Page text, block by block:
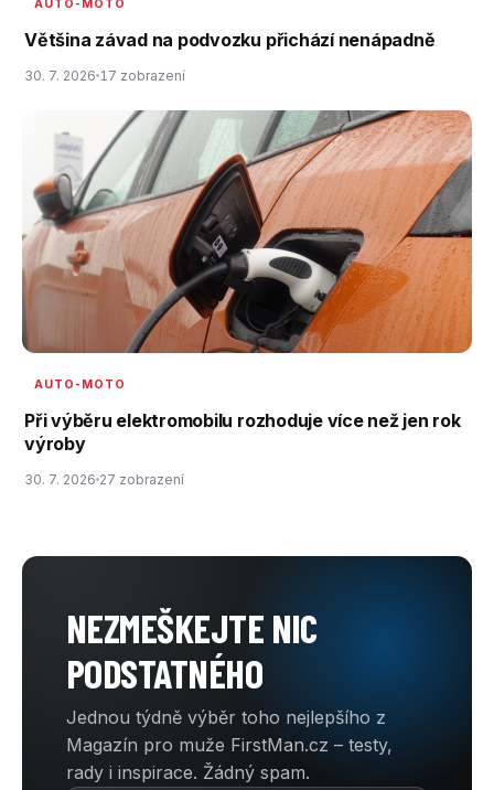
AUTO-MOTO
Většina závad na podvozku přichází nenápadně
30. 7. 2026 17 zobrazení
AUTO-MOTO
Při výběru elektromobilu rozhoduje více než jen rok
výroby
30. 7. 2026 27 zobrazení
NEZMEŠKEJTE NIC
PODSTATNÉHO
Jednou týdně výběr toho nejlepšího z
Magazín pro muže FirstMan.cz – testy,
rady i inspirace. Žádný spam.